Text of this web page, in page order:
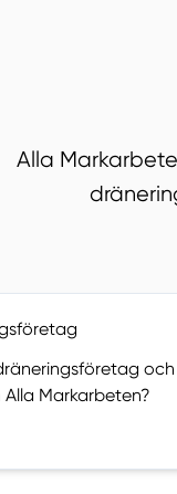
Alla
och
Markarbeten?